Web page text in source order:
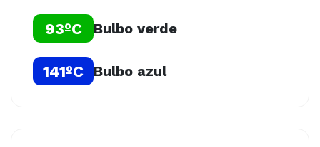
93ºC Bulbo verde
141ºC Bulbo azul